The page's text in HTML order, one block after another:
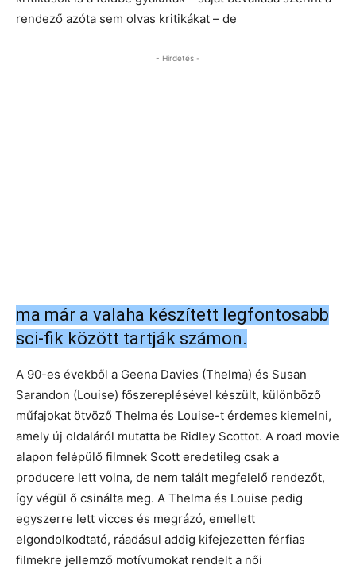
rendező azóta sem olvas kritikákat – de
- Hirdetés -
ma már a valaha készített legfontosabb
sci-fik között tartják számon.
A 90-es évekből a Geena Davies (Thelma) és Susan
Sarandon (Louise) főszereplésével készült, különböző
műfajokat ötvöző Thelma és Louise-t érdemes kiemelni,
amely új oldaláról mutatta be Ridley Scottot. A road movie
alapon felépülő filmnek Scott eredetileg csak a
producere lett volna, de nem talált megfelelő rendezőt,
így végül ő csinálta meg. A Thelma és Louise pedig
egyszerre lett vicces és megrázó, emellett
elgondolkodtató, ráadásul addig kifejezetten férfias
filmekre jellemző motívumokat rendelt a női